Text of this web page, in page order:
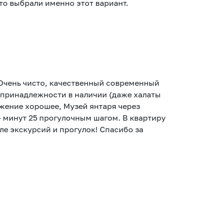
выбрали именно этот вариант.
чисто, качественный современный
в наличии (даже халаты
хорошее, Музей янтаря через
минут 25 прогулочным шагом. В квартиру
экскурсий и прогулок! Спасибо за